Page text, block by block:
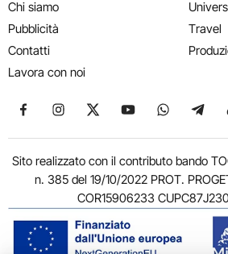
Chi siamo
Pubblicità
Contatti
Lavora con noi
Travel
Seguici su Facebook
Seguici su Instagram
Seguici su X
Seguici suSeguici su
Sito realizzato con il contributo bando
n. 385 del 19/10/2022 PROT.
COR15906233